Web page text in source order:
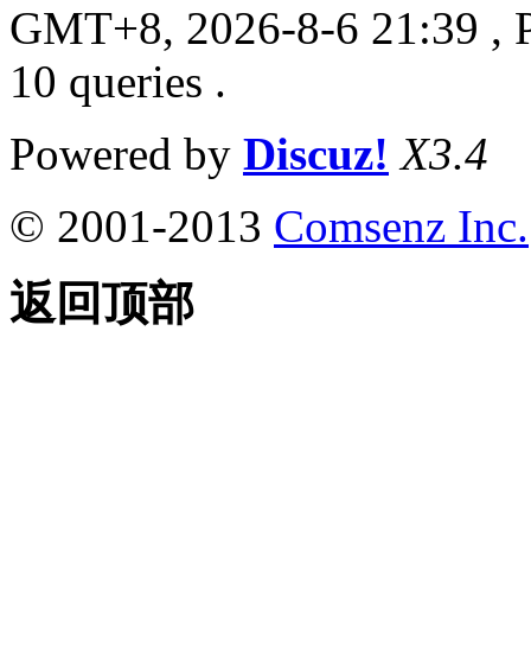
GMT+8, 2026-8-6 21:39 ,
10 queries .
Powered by Discuz! X3.4
© 2001-2013 Comsenz Inc.
返回顶部